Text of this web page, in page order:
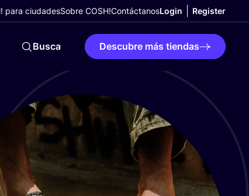
para ciudadesSobre COSH!ContáctanosLogin Register
Busca Descubre más tiendas